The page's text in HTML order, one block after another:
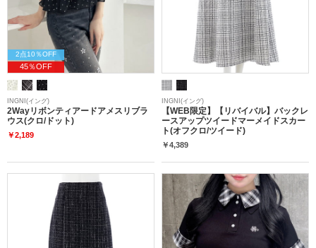
2点10％OFF
45％OFF
INGNI(イング)
2Wayリボンティアードアメスリブラ
ウス(クロ/ドット)
￥2,189
INGNI(イング)
【WEB限定】【リバイバル】バックレ
ースアップツイードマーメイドスカー
ト(オフクロ/ツイード)
￥4,389